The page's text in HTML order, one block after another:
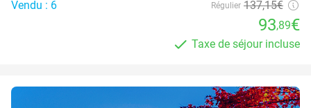
Vendu : 6
Régulier 137,15€
93,89€
Taxe de séjour incluse